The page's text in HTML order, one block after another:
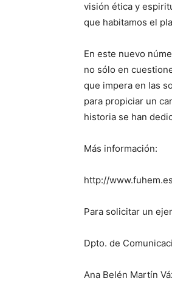
visión ética y
que habitamos el
En este nuevo
no sólo en
que impera en las
para propiciar un
historia se han
Más información:
http://
Para solicitar un
Dpto. de
Ana Belén Martín